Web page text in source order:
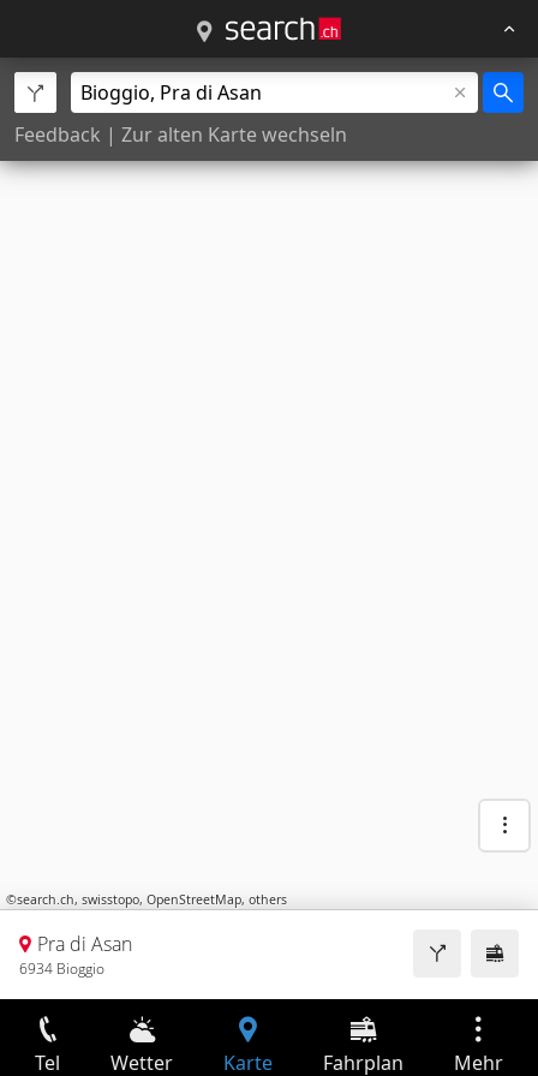
Feedback | Zur alten Karte wechseln
©search.ch, swisstopo, OpenStreetMap, others
Pra di Asan
6934 Bioggio
Tel Wetter Karte Fahrplan Mehr